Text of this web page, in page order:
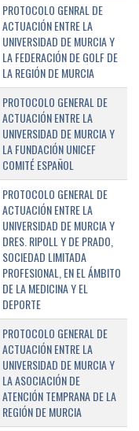
PROTOCOLO GENRAL DE
ACTUACIÓN ENTRE LA
UNIVERSIDAD DE MURCIA Y
LA FEDERACIÓN DE GOLF DE
LA REGIÓN DE MURCIA
PROTOCOLO GENERAL DE
ACTUACIÓN ENTRE LA
UNIVERSIDAD DE MURCIA Y
LA FUNDACIÓN UNICEF
COMITÉ ESPAÑOL
PROTOCOLO GENERAL DE
ACTUACIÓN ENTRE LA
UNIVERSIDAD DE MURCIA Y
DRES. RIPOLL Y DE PRADO,
SOCIEDAD LIMITADA
PROFESIONAL, EN EL ÁMBITO
DE LA MEDICINA Y EL
DEPORTE
PROTOCOLO GENERAL DE
ACTUACIÓN ENTRE LA
UNIVERSIDAD DE MURCIA Y
LA ASOCIACIÓN DE
ATENCIÓN TEMPRANA DE LA
REGIÓN DE MURCIA